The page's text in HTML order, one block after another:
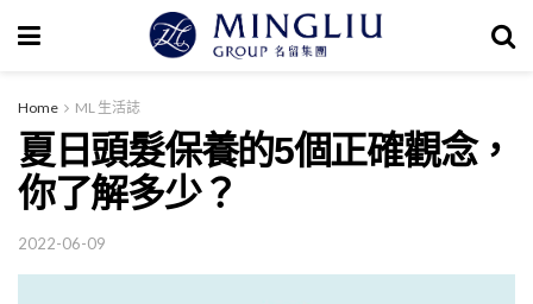
Home ML 生活誌
夏日頭髮保養的5個正確觀念，
你了解多少？
2022-06-09